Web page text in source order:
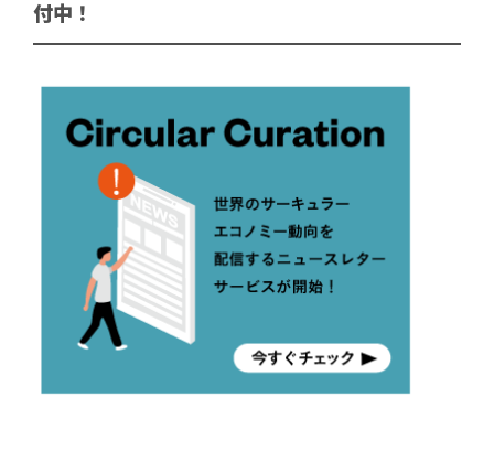
付中！